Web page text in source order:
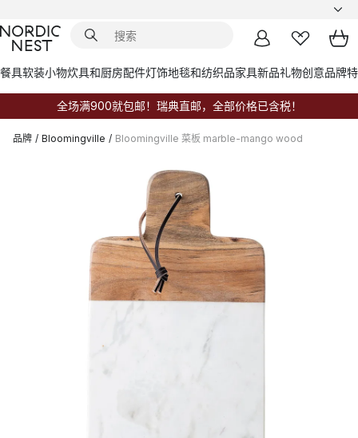
餐具软装小物炊具和厨房配件灯饰地毯和纺织品家具新品礼物创意品牌
全场满900就包邮！瑞典直邮，全部价格已含税！
品牌 / Bloomingville / Bloomingville 菜板 marble-mango wood